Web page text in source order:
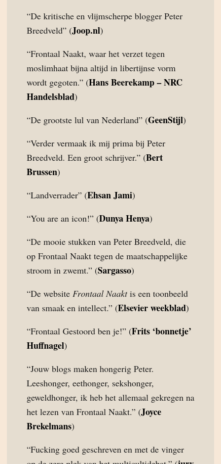
“De kritische en vlijmscherpe blogger Peter
Breedveld” (Joop.nl)
“Frontaal Naakt, waar het verzet tegen
moslimhaat bijna altijd in libertijnse vorm
wordt gegoten.” (Hans Beerekamp – NRC
Handelsblad)
“De grootste lul van Nederland” (GeenStijl)
“Verder vermaak ik mij prima bij Peter
Breedveld. Een groot schrijver.” (Bert
Brussen)
“Landverrader” (Ehsan Jami)
“You are an icon!” (Dunya Henya)
“De mooie stukken van Peter Breedveld, die
op Frontaal Naakt tegen de maatschappelijke
stroom in zwemt.” (Sargasso)
“De website Frontaal Naaktis een toonbeeld
van smaak en intellect.” (Elsevier weekblad)
“Frontaal Gestoord ben je!” (Frits ‘bonnetje’
Huffnagel)
“Jouw blogs maken hongerig Peter.
Leeshonger, eethonger, sekshonger,
geweldhonger, ik heb het allemaal gekregen na
het lezen van Frontaal Naakt.” (Joyce
Brekelmans)
“Fucking goed geschreven en met de vinger